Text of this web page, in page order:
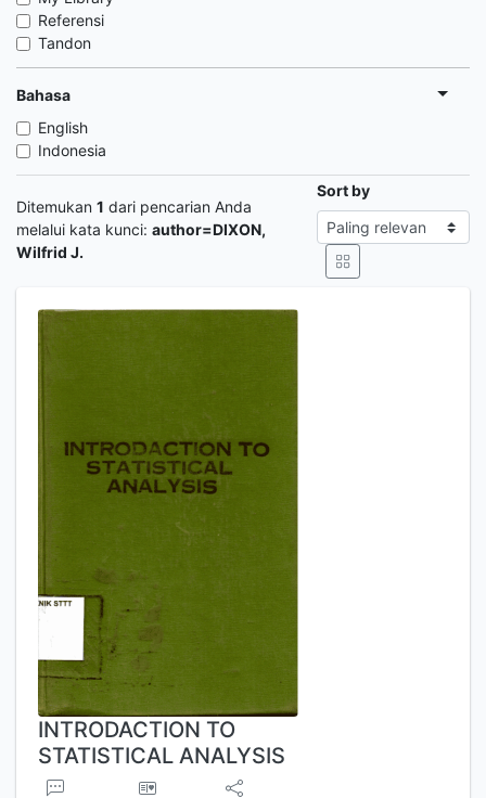
Referensi
Tandon
Bahasa
English
Indonesia
Ditemukan 1 dari pencarian Anda
melalui kata kunci: author=DIXON,
Wilfrid J.
Sort by
INTRODACTION TO
STATISTICAL ANALYSIS